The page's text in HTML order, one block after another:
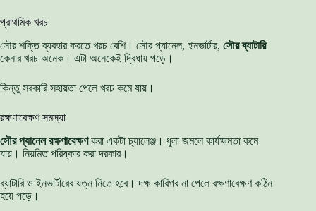
প্রাথমিক খরচ
সৌর শক্তি ব্যবহার করতে খরচ বেশি। সৌর প্যানেল, ইনভার্টার, সৌর ব্যাটারি
কেনার খরচ অনেক। এটা অনেকেই দ্বিধায় পড়ে।
কিন্তু সরকারি সহায়তা পেলে খরচ কমে যায়।
রক্ষণাবেক্ষণ সমস্যা
সৌর প্যানেল রক্ষণাবেক্ষণকরা একটা চ্যালেঞ্জ। ধুলা জমলে কার্যক্ষমতা কমে
যায়। নিয়মিত পরিষ্কার করা দরকার।
ব্যাটারি ও ইনভার্টারের যত্ন নিতে হবে। দক্ষ কারিগর না পেলে রক্ষণাবেক্ষণ কঠিন
হয়ে পড়ে।